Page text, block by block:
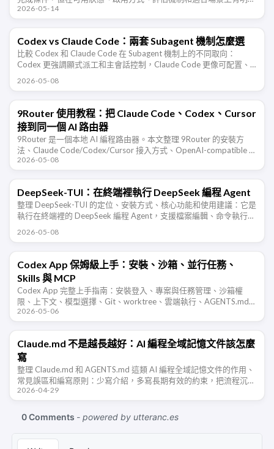
差異。
2026-05-14
Codex vs Claude Code：兩套 Subagent 機制怎麼選
比較 Codex 和 Claude Code 在 Subagent 機制上的不同取向：
Codex 更強調顯式派工和主會話控制，Claude Code 更像可配置、
2026-05-08
9Router 使用教程：把 Claude Code、Codex、Cursor
接到同一個 AI 路由器
9Router 是一個本地 AI 編程路由器。本文整理 9Router 的安裝方
法、Claude Code/Codex/Cursor 接入方式、OpenAI-compatible …
2026-05-08
DeepSeek-TUI：在終端裡執行 DeepSeek 編程 Agent
整理 DeepSeek-TUI 的定位、安裝方式、核心功能和使用建議：它是
執行在終端裡的 DeepSeek 編程 Agent，支援檔案編輯、命令執行、
2026-05-08
Codex App 保姆級上手：安裝、沙箱、並行任務、
Skills 與 MCP
Codex App 完整上手指南：安裝登入、專案與任務管理、沙箱權
限、上下文、模型選擇、Git、worktree、雲端執行、AGENTS.md、
外掛、Skills、MCP 和電腦自動化。
2026-05-06
Claude.md 不是越長越好：AI 編程全域記憶文件該怎麼
寫
整理 Claude.md 和 AGENTS.md 這類 AI 編程全域記憶文件的作用、
常見誤區和編寫原則：少寫介紹，多寫長期有效的約束，把流程沉澱
到技能或命令裡。
2026-04-29